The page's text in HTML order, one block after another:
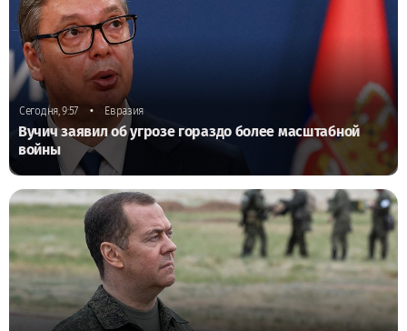
Сегодня, 9:57 • Евразия
Вучич заявил об угрозе гораздо более масштабной
войны